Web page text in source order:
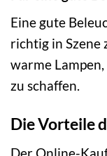
Eine gute
richtig in Szene
warme
zu schaffen.
Die Vorteile
Der Online-